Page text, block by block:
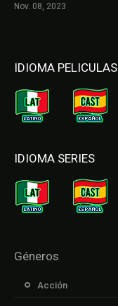
Nov. 08, 2023
IDIOMA PELICULAS
IDIOMA SERIES
Géneros
Acción